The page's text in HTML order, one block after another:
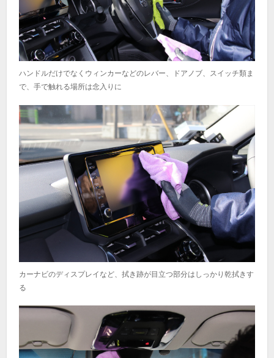
ハンドルだけでなくウィンカーなどのレバー、ドアノブ、スイッチ類ま
で、手で触れる場所は念入りに
カーナビのディスプレイなど、拭き跡が目立つ部分はしっかり乾拭きす
る